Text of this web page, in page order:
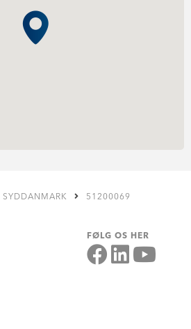
SYDDANMARK 51200069
FØLG OS HER